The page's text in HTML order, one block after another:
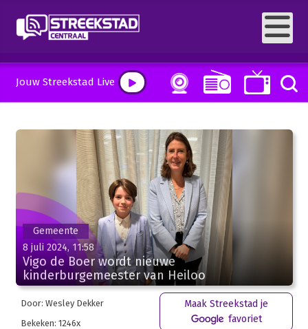
Jouw Streekstad Live
Gemeente
8 juli 2024, 11:58
Vigo de Boer wordt nieuwe
kinderburgemeester van Heiloo
Door: Wesley Dekker
Bekeken: 1246x
Maak Streekstad je
favoriet